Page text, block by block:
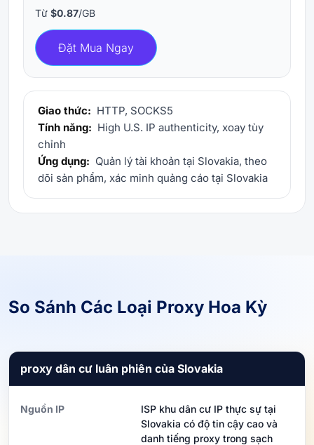
Từ $0.87/GB
Đặt Mua Ngay
Giao thức: HTTP, SOCKS5
Tính năng: High U.S. IP authenticity, xoay tùy
chỉnh
Ứng dụng: Quản lý tài khoản tại Slovakia, theo
dõi sản phẩm, xác minh quảng cáo tại Slovakia
So Sánh Các Loại Proxy Hoa Kỳ
proxy dân cư luân phiên của Slovakia
Nguồn IP
ISP khu dân cư IP thực sự tại
Slovakia có độ tin cậy cao và
danh tiếng proxy trong sạch